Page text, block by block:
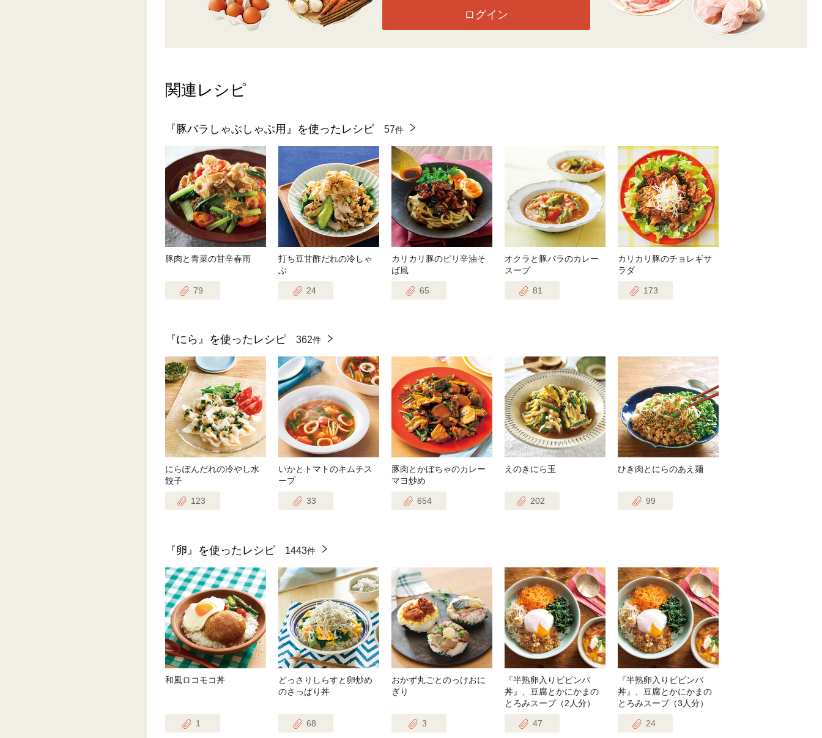
ログイン
関連レシピ
『豚バラしゃぶしゃぶ用』を使ったレシピ 57件
豚肉と青菜の甘辛春雨
79
打ち豆甘酢だれの冷しゃ
ぶ
24
カリカリ豚のピリ辛油そ
ば風
65
オクラと豚バラのカレー
スープ
81
カリカリ豚のチョレギサ
ラダ
173
『にら』を使ったレシピ 362件
にらぽんだれの冷やし水
餃子
123
いかとトマトのキムチス
ープ
33
豚肉とかぼちゃのカレー
マヨ炒め
654
えのきにら玉
202
ひき肉とにらのあえ麺
99
『卵』を使ったレシピ 1443件
和風ロコモコ丼
1
どっさりしらすと卵炒め
のさっぱり丼
68
おかず丸ごとのっけおに
ぎり
3
『半熟卵入りビビンバ
丼』、豆腐とかにかまの
とろみスープ（2人分）
47
『半熟卵入りビビンバ
丼』、豆腐とかにかまの
とろみスープ（3人分）
24